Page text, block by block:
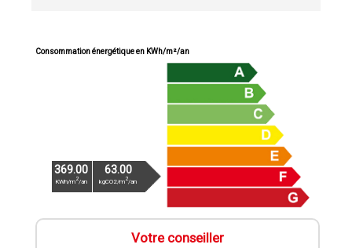
Consommation énergétique en KWh/m²/an
369.00
KWh/m2/an
63.00
kgCO2/m2/an
Votre conseiller